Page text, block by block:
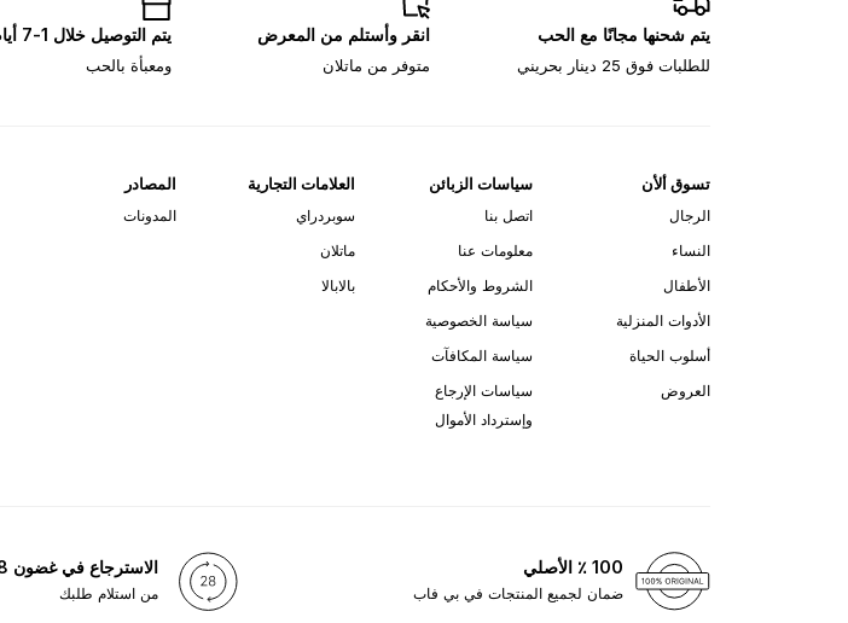
يتم شحنها مجانًا مع الحب
للطلبات فوق 25 دينار بحريني
انقر وأستلم من المعرض
متوفر من ماتلان
يتم التوصيل خلال 1-7 أيام
ومعبأة بالحب
تسوق ألأن
الرجال
النساء
الأطفال
الأدوات المنزلية
أسلوب الحياة
العروض
سياسات الزبائن
اتصل بنا
معلومات عنا
الشروط والأحكام
سياسة الخصوصية
سياسة المكافآت
سياسات الإرجاع
وإسترداد الأموال
العلامات التجارية
سوبردراي
ماتلان
بالابالا
المصادر
المدونات
100 ٪ الأصلي
ضمان لجميع المنتجات في بي فاب
الاسترجاع في غضون 28 يومًا
من استلام طلبك